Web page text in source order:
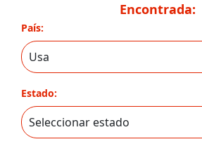
Encontrada:
País:
Estado: